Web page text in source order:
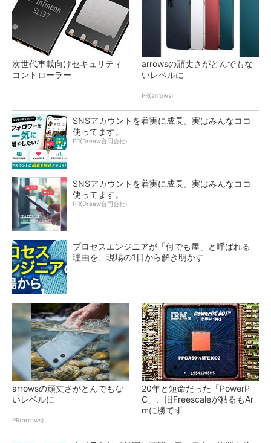
次世代車載向けセキュリティ
コントローラー
arrowsの頑丈さがとんでもな
いレベルに
PR(arrows)
SNSアカウントを着実に成長。実はみんなココ
使ってます。
PR(Dreaw合同会社)
SNSアカウントを着実に成長。実はみんなココ
使ってます。
PR(Dreaw合同会社)
プロセスエンジニアが「何でも屋」と呼ばれる
理由を、現場の1日から解き明かす
arrowsの頑丈さがとんでもな
いレベルに
PR(arrows)
20年と短命だった「PowerP
C」、旧Freescaleが粘るもAr
mに勝てず